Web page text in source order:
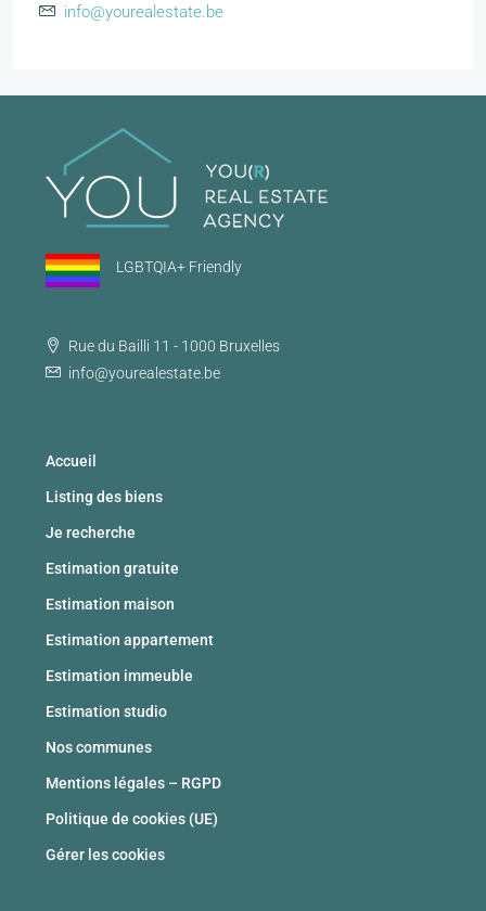
info@yourealestate.be
LGBTQIA+ Friendly
Rue du Bailli 11 - 1000 Bruxelles
info@yourealestate.be
Accueil
Listing des biens
Je recherche
Estimation gratuite
Estimation maison
Estimation appartement
Estimation immeuble
Estimation studio
Nos communes
Mentions légales – RGPD
Politique de cookies (UE)
Gérer les cookies